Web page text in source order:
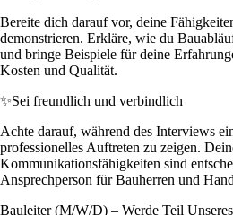
Bereite dich darauf vor, deine
demonstrieren. Erkläre, wie du
und bringe Beispiele für deine
Kosten und Qualität.
✨Sei freundlich und verbindlich
Achte darauf, während des Interviews
professionelles Auftreten zu zeigen.
Kommunikationsfähigkeiten sind
Ansprechperson für Bauherren und
Bauleiter (M/W/D) – Werde Teil